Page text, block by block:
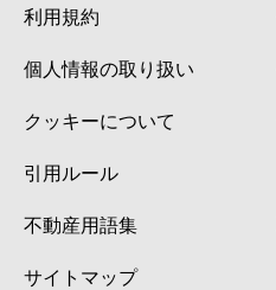
利用規約
個人情報の取り扱い
クッキーについて
引用ルール
不動産用語集
サイトマップ